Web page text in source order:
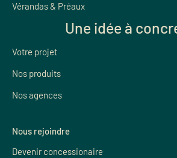
Vérandas & Préaux
Une idée à
Votre projet
Nos produits
Nos agences
Nous rejoindre
Devenir concessionaire